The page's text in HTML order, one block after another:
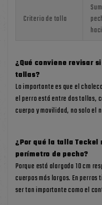
Criterio de talla
¿Qué conviene revisar
tallas?
Lo importante es que el
el perro está entre dos tallas,
cuerpo y movilidad, no solo el
¿Por qué la talla
perímetro de pecho?
Porque está alargada 10 cm
cuerpos más largos. En
ser tan importante como el